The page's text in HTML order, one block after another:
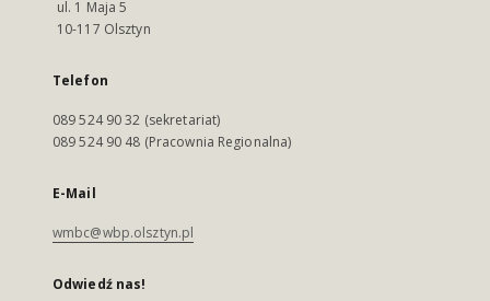
ul. 1 Maja 5
10-117 Olsztyn
Telefon
089 524 90 32 (sekretariat)
089 524 90 48 (Pracownia Regionalna)
E-Mail
wmbc@wbp.olsztyn.pl
Odwiedź nas!